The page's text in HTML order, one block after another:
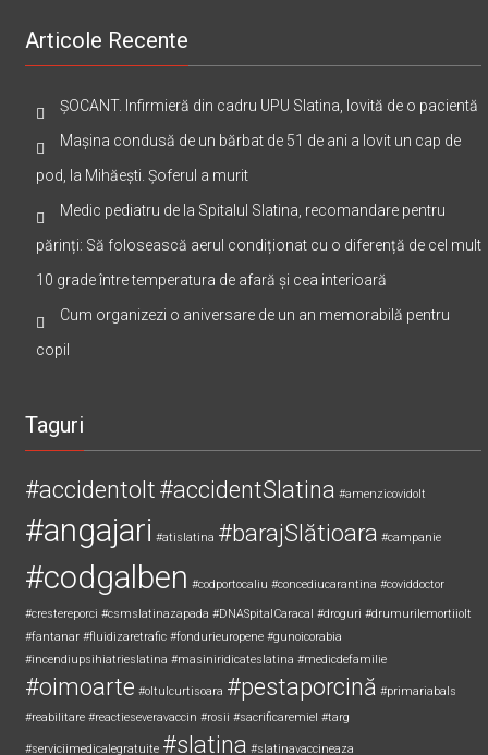
Articole Recente
ȘOCANT. Infirmieră din cadru UPU Slatina, lovită de o pacientă
Mașina condusă de un bărbat de 51 de ani a lovit un cap de
pod, la Mihăești. Șoferul a murit
Medic pediatru de la Spitalul Slatina, recomandare pentru
părinți: Să folosească aerul condiționat cu o diferență de cel mult
10 grade între temperatura de afară și cea interioară
Cum organizezi o aniversare de un an memorabilă pentru
copil
Taguri
#accidentolt #accidentSlatina #amenzicovidolt
#angajari #atislatina #barajSlătioara #campanie
#codgalben #codportocaliu #concediucarantina #coviddoctor
#crestereporci #csmslatinazapada #DNASpitalCaracal #droguri #drumurilemortiiolt
#fantanar #fluidizaretrafic #fondurieuropene #gunoicorabia
#incendiupsihiatrieslatina #masiniridicateslatina #medicdefamilie
#oimoarte #oltulcurtisoara #pestaporcină #primariabals
#reabilitare #reactieseveravaccin #rosii #sacrificaremiel #targ
#serviciimedicalegratuite #slatina #slatinavaccineaza